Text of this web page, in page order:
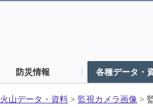
防災情報 各種データ・
火山データ・資料 > 監視カメラ画像 >